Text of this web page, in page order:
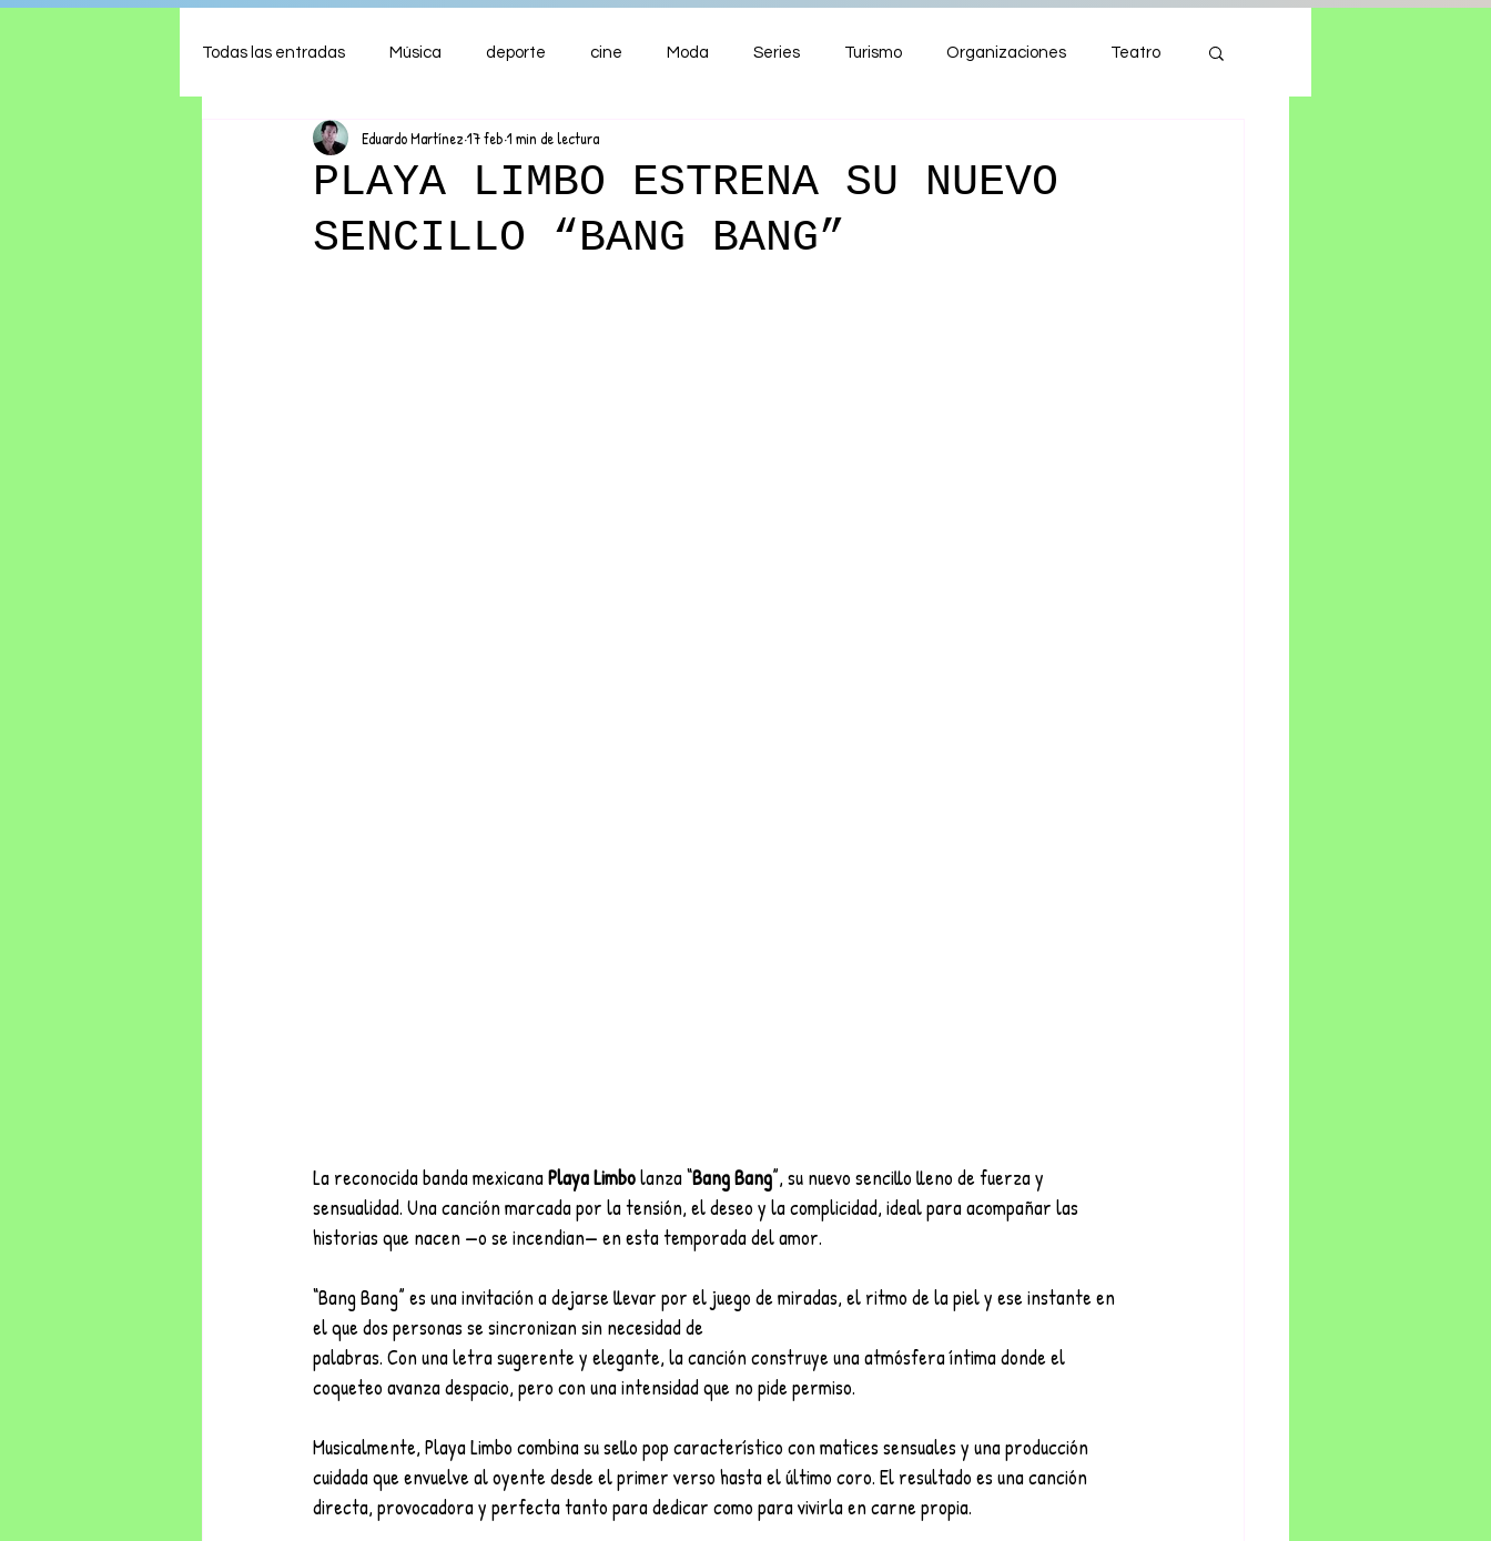
Todas las entradas Música deporte cine Moda Series Turismo Organizaciones Teatro
Shows Comida ENTRETENIMIENTO
Ambiente Hogar Finanzas
PLAYA LIMBO ESTRENA SU NUEVO
SENCILLO “BANG BANG”
Eduardo Martínez 17 feb 1 min de lectura
La reconocida banda mexicana Playa Limbo lanza “Bang Bang”, su nuevo sencillo lleno de fuerza y
sensualidad. Una canción marcada por la tensión, el deseo y la complicidad, ideal para acompañar las
historias que nacen —o se incendian— en esta temporada del amor.
“Bang Bang” es una invitación a dejarse llevar por el juego de miradas, el ritmo de la piel y ese instante en
el que dos personas se sincronizan sin necesidad de
palabras. Con una letra sugerente y elegante, la canción construye una atmósfera íntima donde el
coqueteo avanza despacio, pero con una intensidad que no pide permiso.
Musicalmente, Playa Limbo combina su sello pop característico con matices sensuales y una producción
cuidada que envuelve al oyente desde el primer verso hasta el último coro. El resultado es una canción
directa, provocadora y perfecta tanto para dedicar como para vivirla en carne propia.